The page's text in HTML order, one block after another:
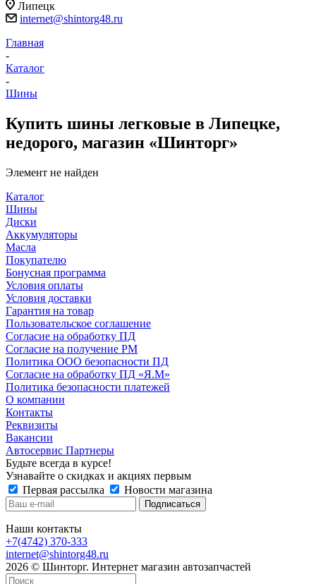
Липецк
internet@shintorg48.ru
Главная
-
Каталог
-
Шины
Купить шины легковые в Липецке,
недорого, магазин «Шинторг»
Элемент не найден
Каталог
Шины
Диски
Аккумуляторы
Масла
Покупателю
Бонусная программа
Условия оплаты
Условия доставки
Гарантия на товар
Пользовательское соглашение
Согласие на обработку ПД
Согласие на получение РМ
Политика ООО безопасности ПД
Согласие на обработку ПД «Я.М»
Политика безопасности платежей
О компании
Контакты
Реквизиты
Вакансии
Автосервис Партнеры
Будьте всегда в курсе!
Узнавайте о скидках и акциях первым
Первая рассылка
Новости магазина
Наши контакты
+7(4742) 370-333
internet@shintorg48.ru
2026 © Шинторг. Интернет магазин автозапчастей